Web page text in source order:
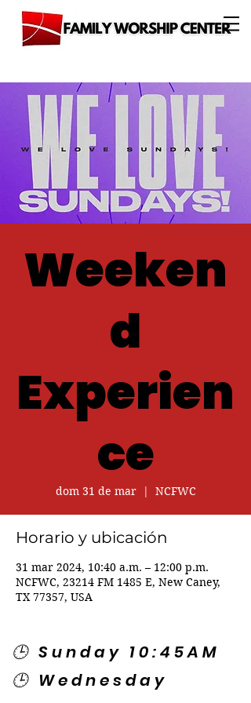
Weeken
d
Experien
ce
dom 31 de mar
  |
NCFWC
Horario y ubicación
31 mar 2024, 10:40 a.m. – 12:00 p.m.
NCFWC, 23214 FM 1485 E, New Caney,
TX 77357, USA
🕒 Sunday 10:45AM
🕒 Wednesday